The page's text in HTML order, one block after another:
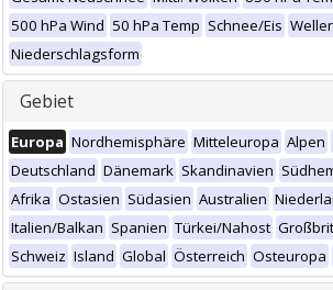
500 hPa Wind 50 hPa Temp Schnee/Eis
Niederschlagsform
Gebiet
Europa Nordhemisphäre Mitteleuropa Alpen
Deutschland Dänemark Skandinavien
Afrika Ostasien Südasien Australien
Italien/Balkan Spanien Türkei/Nahost
Schweiz Island Global Österreich Osteuropa